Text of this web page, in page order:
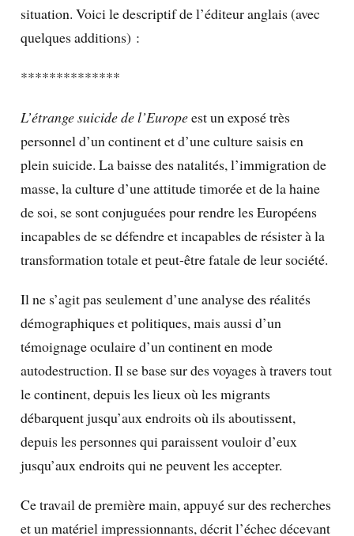
situation. Voici le descriptif de l’éditeur anglais (avec
quelques additions) :
**************
L’étrange suicide de l’Europeest un exposé très
personnel d’un continent et d’une culture saisis en
plein suicide. La baisse des natalités, l’immigration de
masse, la culture d’une attitude timorée et de la haine
de soi, se sont conjuguées pour rendre les Européens
incapables de se défendre et incapables de résister à la
transformation totale et peut-être fatale de leur société.
Il ne s’agit pas seulement d’une analyse des réalités
démographiques et politiques, mais aussi d’un
témoignage oculaire d’un continent en mode
autodestruction. Il se base sur des voyages à travers tout
le continent, depuis les lieux où les migrants
débarquent jusqu’aux endroits où ils aboutissent,
depuis les personnes qui paraissent vouloir d’eux
jusqu’aux endroits qui ne peuvent les accepter.
Ce travail de première main, appuyé sur des recherches
et un matériel impressionnants, décrit l’échec décevant